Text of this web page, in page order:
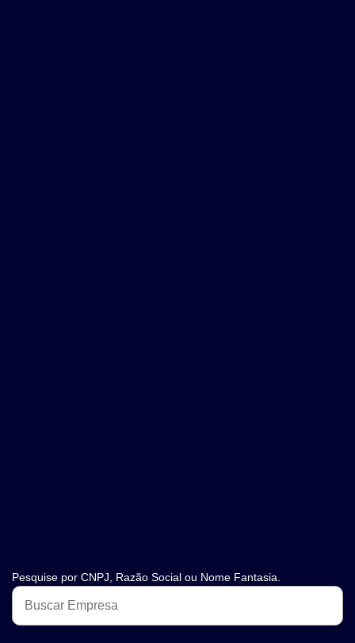
Pesquise por CNPJ, Razão Social ou Nome Fantasia.